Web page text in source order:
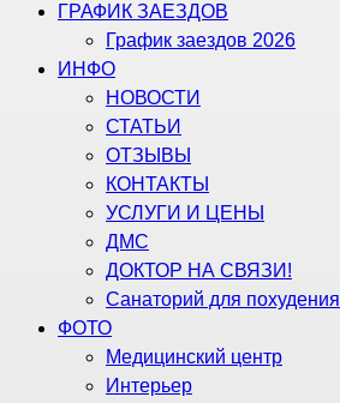
ГРАФИК ЗАЕЗДОВ
График заездов 2026
ИНФО
НОВОСТИ
СТАТЬИ
ОТЗЫВЫ
КОНТАКТЫ
УСЛУГИ И ЦЕНЫ
ДМС
ДОКТОР НА СВЯЗИ!
Санаторий для похудения
ФОТО
Медицинский центр
Интерьер